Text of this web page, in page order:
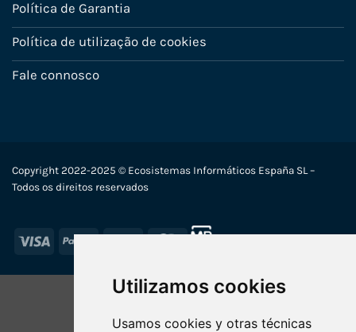
Utilizamos cookies
Usamos cookies y otras técnicas
Política de Garantia
Política de utilização de cookies
Fale connosco
Copyright 2022-2025 © Ecosistemas Informáticos España SL –
Todos os direitos reservados
Visa PayPal Stripe MasterCard